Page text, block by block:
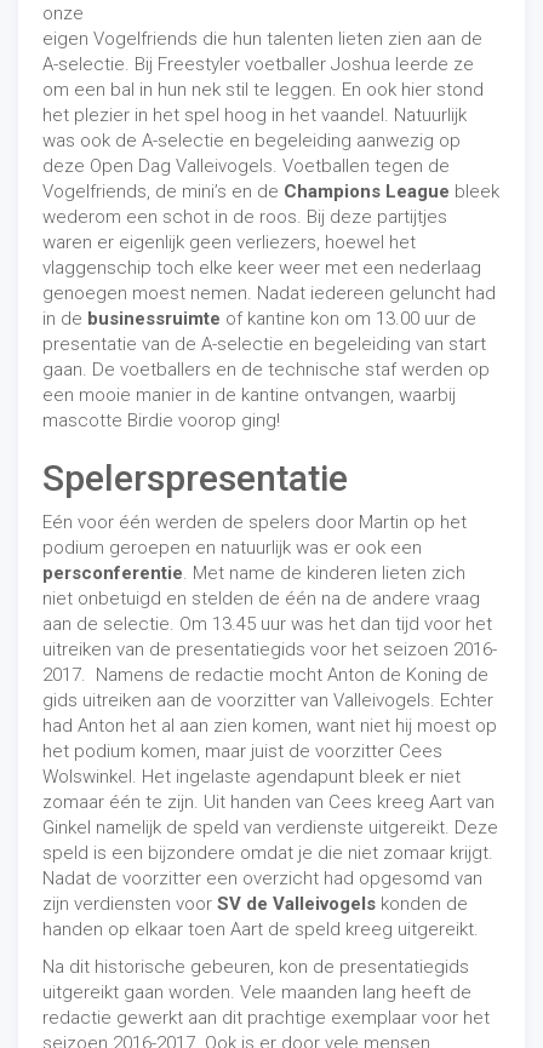
onze
eigen Vogelfriends die hun talenten lieten zien aan de
A-selectie. Bij Freestyler voetballer Joshua leerde ze
om een bal in hun nek stil te leggen. En ook hier stond
het plezier in het spel hoog in het vaandel. Natuurlijk
was ook de A-selectie en begeleiding aanwezig op
deze Open Dag Valleivogels. Voetballen tegen de
Vogelfriends, de mini’s en de Champions League bleek
wederom een schot in de roos. Bij deze partijtjes
waren er eigenlijk geen verliezers, hoewel het
vlaggenschip toch elke keer weer met een nederlaag
genoegen moest nemen. Nadat iedereen geluncht had
in de businessruimte of kantine kon om 13.00 uur de
presentatie van de A-selectie en begeleiding van start
gaan. De voetballers en de technische staf werden op
een mooie manier in de kantine ontvangen, waarbij
mascotte Birdie voorop ging!
Spelerspresentatie
Eén voor één werden de spelers door Martin op het
podium geroepen en natuurlijk was er ook een
persconferentie. Met name de kinderen lieten zich
niet onbetuigd en stelden de één na de andere vraag
aan de selectie. Om 13.45 uur was het dan tijd voor het
uitreiken van de presentatiegids voor het seizoen 2016-
2017. Namens de redactie mocht Anton de Koning de
gids uitreiken aan de voorzitter van Valleivogels. Echter
had Anton het al aan zien komen, want niet hij moest op
het podium komen, maar juist de voorzitter Cees
Wolswinkel. Het ingelaste agendapunt bleek er niet
zomaar één te zijn. Uit handen van Cees kreeg Aart van
Ginkel namelijk de speld van verdienste uitgereikt. Deze
speld is een bijzondere omdat je die niet zomaar krijgt.
Nadat de voorzitter een overzicht had opgesomd van
zijn verdiensten voor SV de Valleivogels konden de
handen op elkaar toen Aart de speld kreeg uitgereikt.
Na dit historische gebeuren, kon de presentatiegids
uitgereikt gaan worden. Vele maanden lang heeft de
redactie gewerkt aan dit prachtige exemplaar voor het
seizoen 2016-2017. Ook is er door vele mensen